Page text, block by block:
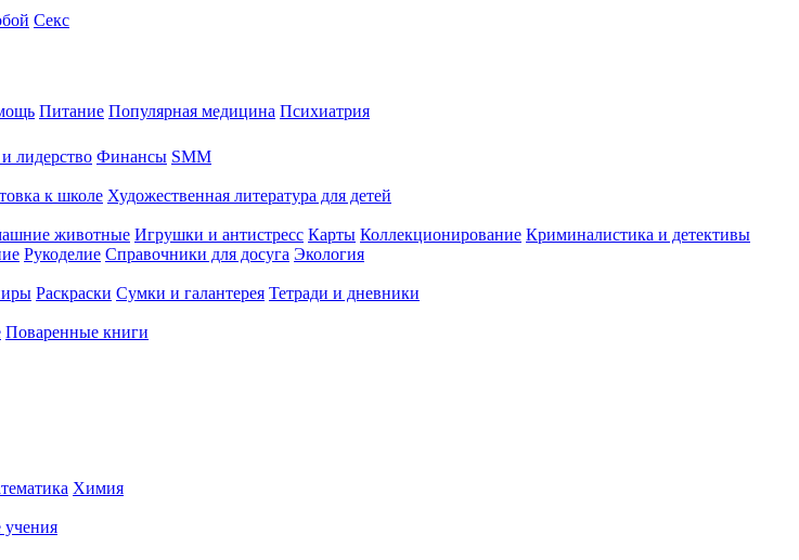
Секс
Питание Популярная медицина Психиатрия
лидерство Финансы SMM
к школе Художественная литература для детей
животные Игрушки и антистресс Карты Коллекционирование Криминалистика и детективы
Рукоделие Справочники для досуга Экология
Раскраски Сумки и галантерея Тетради и дневники
Поваренные книги
Химия
учения